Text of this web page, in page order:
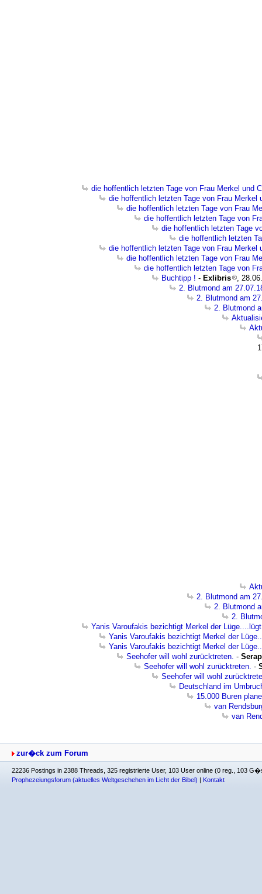
die hoffentlich letzten Tage von Frau Merkel und
die hoffentlich letzten Tage von Frau Merkel
die hoffentlich letzten Tage von Frau
die hoffentlich letzten Tage von
die hoffentlich letzten Tage
die hoffentlich letzten
die hoffentlich letzten Tage von Frau Merkel
die hoffentlich letzten Tage von Frau
die hoffentlich letzten Tage von
Buchtipp ! - Exlibris
,
2. Blutmond am
2. Blutmond am
2. Blutmond
2. Blutmond am
2. Blutmond
2.
Yanis Varoufakis bezichtigt Merkel der
Yanis Varoufakis bezichtigt Merkel der
Yanis Varoufakis bezichtigt Merkel der
Seehofer will wohl zurücktreten. -
Seehofer will wohl zurücktreten. -
Seehofer will wohl
Deutschland im
15.000 Buren
van
van
zur�ck zum Forum
22236 Postings in 2388 Threads, 325 registrierte User, 103 User online (0 reg., 103
Prophezeiungsforum (aktuelles Weltgeschehen im Licht der Bibel) | Kontakt